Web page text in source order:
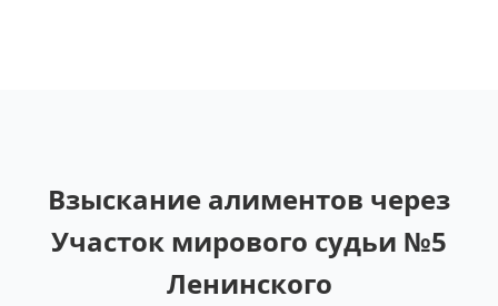
Взыскание алиментов через
Участок мирового судьи №5
Ленинского